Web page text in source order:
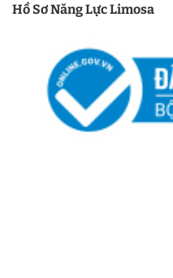
Hồ Sơ Năng Lực Limosa